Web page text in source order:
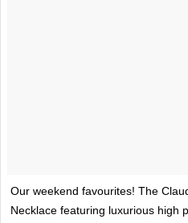
Our weekend favourites! The
Necklace featuring luxurious high